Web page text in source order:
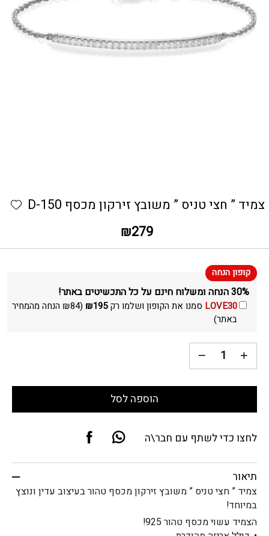
צמיד ” חצי טניס ” משובץ זירקון מכסף D-150
₪279
30% הנחה ומשלוח חינם על כל התכשיטים באתר!
LOVE30 סמנו את הקופון ושלמו רק ₪195
(
₪84
הנחה מהמחיר
באתר)
הוספה לסל
לחצו כדי לשתף עם חבר\ה
תיאור
צמיד ” חצי טניס ” משובץ זירקון מכסף טהור בעיצוב עדין ונוצץ
במיוחד!
הצמיד עשוי מכסף טהור 925!